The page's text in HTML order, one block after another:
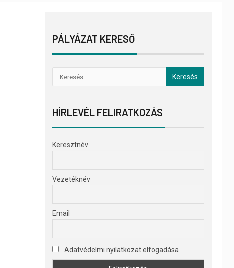
PÁLYÁZAT KERESŐ
HÍRLEVÉL FELIRATKOZÁS
Keresztnév
Vezetéknév
Email
Adatvédelmi nyilatkozat elfogadása